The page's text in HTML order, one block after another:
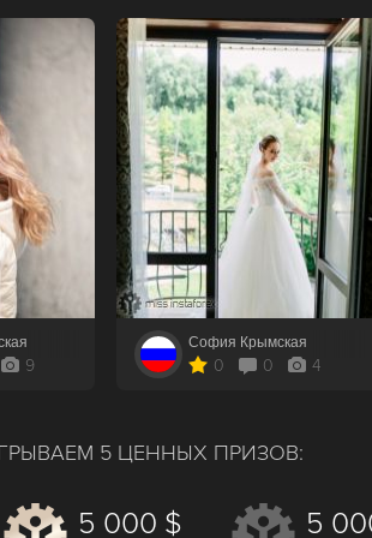
София Крымская
0
Влада
0
5 ЦЕННЫХ ПРИЗОВ:
5 000 $ 5